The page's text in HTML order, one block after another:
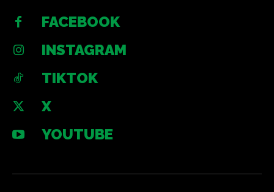
FACEBOOK
INSTAGRAM
TIKTOK
X
YOUTUBE